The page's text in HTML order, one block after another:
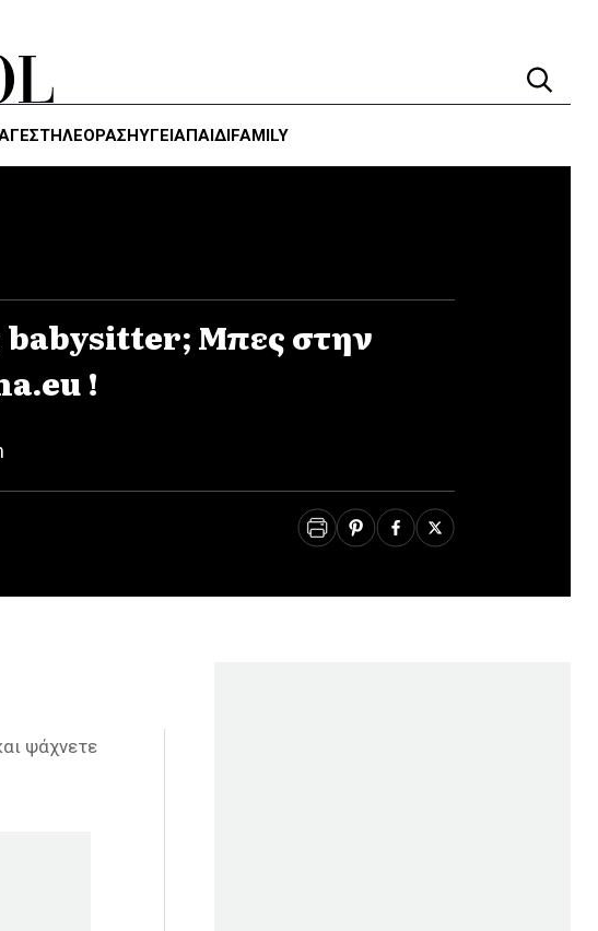
ΤΗΛΕΌΡΑΣΗΥΓΕΊΑΠΑΙΔΙFAMILY
babysitter; Mπες στην
!
ψάχνετε